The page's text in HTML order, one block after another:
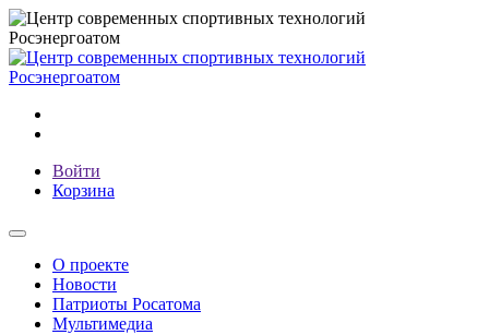
Войти
Корзина
О проекте
Новости
Патриоты Росатома
Мультимедиа